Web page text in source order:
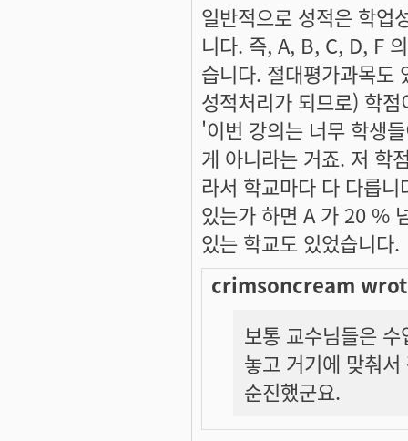
일반적으로 성적은 학업
니다. 즉, A, B, C, D, F
습니다. 절대평가과목도
성적처리가 되므로) 학
'이번 강의는 너무 학생
게 아니라는 거죠. 저 학
라서 학교마다 다 다릅
있는가 하면 A 가 20 %
있는 학교도 있었습니다.
crimsoncream
보통 교수님들은
놓고 거기에 맞춰
순진했군요.